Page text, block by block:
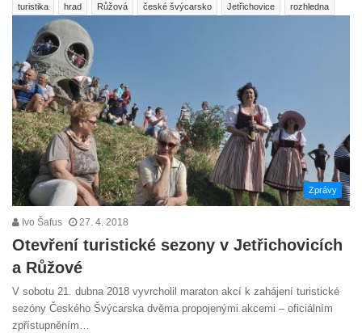
turistika hrad Růžová české švýcarsko Jetřichovice rozhledna
Zprávy
Ivo Šafus 27. 4. 2018
Otevření turistické sezony v Jetřichovicích
a Růžové
V sobotu 21. dubna 2018 vyvrcholil maraton akcí k zahájení turistické
sezóny Českého Švýcarska dvěma propojenými akcemi – oficiálním
zpřístupněním…